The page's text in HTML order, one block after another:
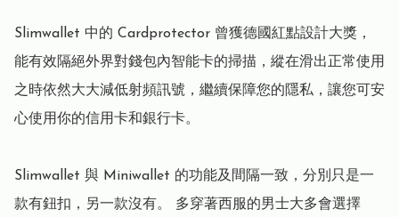
Slimwallet 中的 Cardprotector 曾獲德國紅點設計大獎，
能有效隔絕外界對錢包內智能卡的掃描，縱在滑出正常使用
之時依然大大減低射頻訊號，繼續保障您的隱私，讓您可安
心使用你的信用卡和銀行卡。
Slimwallet 與 Miniwallet 的功能及間隔一致，分別只是一
款有鈕扣，另一款沒有。 多穿著西服的男士大多會選擇